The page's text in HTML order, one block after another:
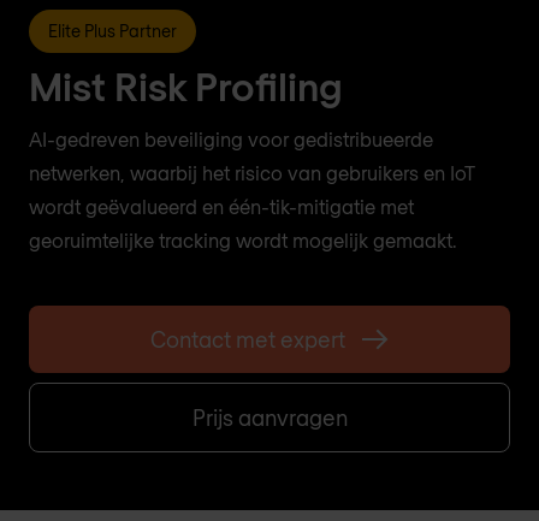
Elite Plus Partner
Mist Risk Profiling
AI-gedreven beveiliging voor gedistribueerde
netwerken, waarbij het risico van gebruikers en IoT
wordt geëvalueerd en één-tik-mitigatie met
georuimtelijke tracking wordt mogelijk gemaakt.
Contact met expert
Prijs aanvragen